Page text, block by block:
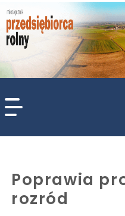
Poprawia
rozród